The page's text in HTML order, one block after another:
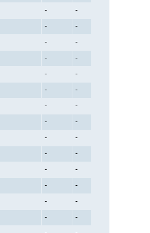
-
-
-
-
-
-
-
-
-
-
-
-
-
-
-
-
-
-
-
-
-
-
-
-
-
-
-
-